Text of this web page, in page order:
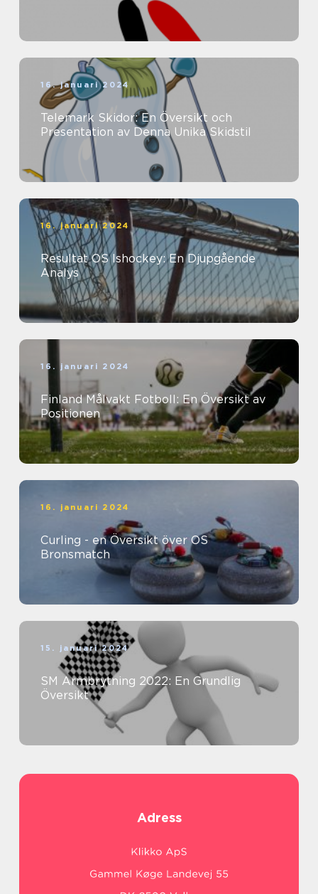
16. januari 2024
Telemark Skidor: En Översikt och
Presentation av Denna Unika Skidstil
16. januari 2024
Resultat OS Ishockey: En Djupgående
Analys
16. januari 2024
Finland Målvakt Fotboll: En Översikt av
Positionen
16. januari 2024
Curling - en Översikt över OS
Bronsmatch
15. januari 2024
SM Armbrytning 2022: En Grundlig
Översikt
Adress